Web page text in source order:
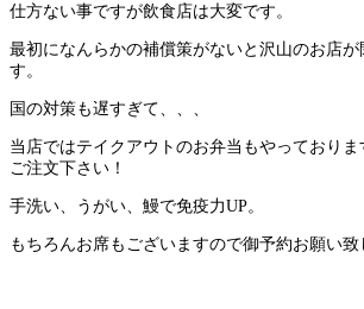
仕方ない事ですが飲食店は大変です。
最初になんらかの補償策がないと沢山のお店が
す。
国の対策も遅すぎて、、、
当店ではテイクアウトのお弁当もやっており
ご注文下さい！
手洗い、うがい、鰻で免疫力UP。
もちろんお席もございますので御予約お願い致